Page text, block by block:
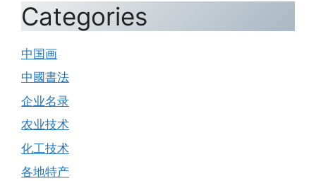
Categories
中国画
中國書法
企业名录
农业技术
化工技术
各地特产